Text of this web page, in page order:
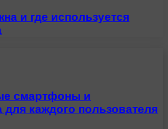
и где используется
смартфоны и
для каждого пользователя